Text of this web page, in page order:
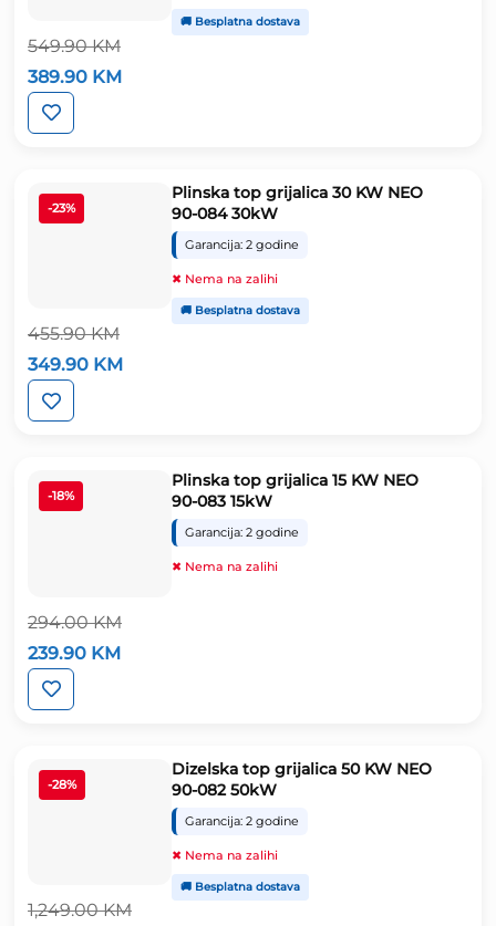
549.90KM
Izvorna
cijena
bila
je:
389.90 KM
🚚 Besplatna dostava
-23%
455.90KM
Izvorna
cijena
bila
je:
349.90 KM
Plinska top grijalica 30 KW NEO
90-084 30kW
Garancija: 2 godine
✖ Nema na zalihi
🚚 Besplatna dostava
-18%
294.00KM
Izvorna
cijena
bila
je:
239.90 KM
Plinska top grijalica 15 KW NEO
90-083 15kW
Garancija: 2 godine
✖ Nema na zalihi
-28%
1,249.00KM
Dizelska top grijalica 50 KW NEO
90-082 50kW
Garancija: 2 godine
✖ Nema na zalihi
🚚 Besplatna dostava